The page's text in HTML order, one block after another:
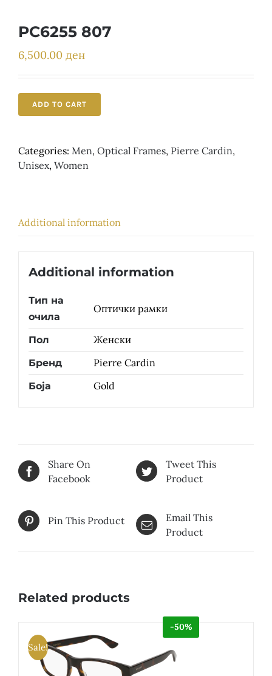
PC6255 807
6,500.00 ден
ADD TO CART
Categories: Men, Optical Frames, Pierre Cardin,
Unisex, Women
Additional information
Additional information
Тип на
очила
Оптички рамки
Пол Женски
Бренд Pierre Cardin
Боја Gold
Share On
Facebook
Tweet This
Product
Pin This Product
Email This
Product
Related products
Sale!
-50%